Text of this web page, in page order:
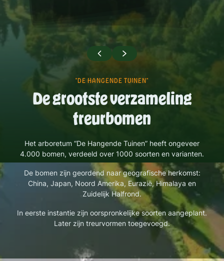
"DE HANGENDE TUINEN"
De grootste verzameling
treurbomen
Het arboretum “De Hangende Tuinen” heeft ongeveer
4.000 bomen, verdeeld over 1000 soorten en varianten.
De bomen zijn geordend naar geografische herkomst:
China, Japan, Noord Amerika, Eurazië, Himalaya en
Zuidelijk Halfrond.
In eerste instantie zijn oorspronkelijke soorten aangeplant.
Later zijn treurvormen toegevoegd.